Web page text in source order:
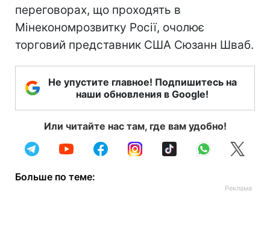
переговорах, що проходять в
Мінекономрозвитку Росії, очолює
торговий представник США Сюзанн Шваб.
Не упустите главное! Подпишитесь на
наши обновления в Google!
Или читайте нас там, где вам удобно!
Больше по теме: